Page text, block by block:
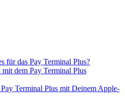
für das Pay Terminal Plus?
dem Pay Terminal Plus
Terminal Plus mit Deinem Apple-